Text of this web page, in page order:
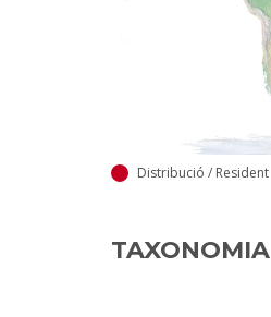
Distribució / Resident
TAXONOMIA